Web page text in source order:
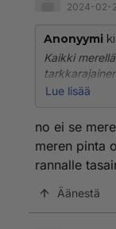
2024-02-
Anonyymi
Kaikki
katoaisi
Lue lisää
no ei se
meren pinta
rannalle
Äänestä